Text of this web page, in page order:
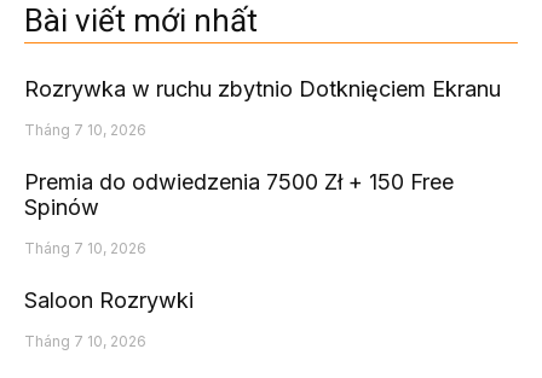
Bài viết mới nhất
Rozrywka w ruchu zbytnio Dotknięciem Ekranu
Tháng 7 10, 2026
Premia do odwiedzenia 7500 Zł + 150 Free
Spinów
Tháng 7 10, 2026
Saloon Rozrywki
Tháng 7 10, 2026